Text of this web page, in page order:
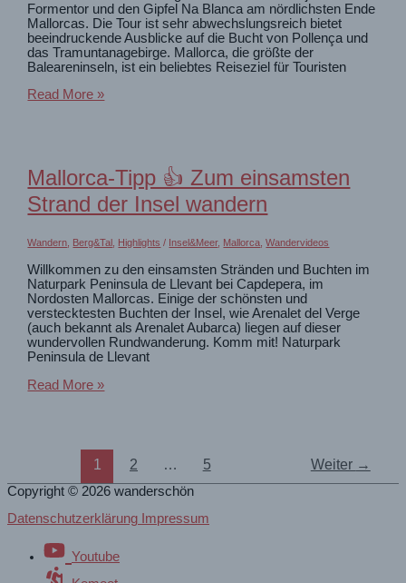
Formentor und den Gipfel Na Blanca am nördlichsten Ende
Mallorcas. Die Tour ist sehr abwechslungsreich bietet
beeindruckende Ausblicke auf die Bucht von Pollença und
das Tramuntanagebirge. Mallorca, die größte der
Baleareninseln, ist ein beliebtes Reiseziel für Touristen
Wandern
Formentor
zum
Gipfel
der
Blanca
Read More »
Mallorca-Tipp 👍 Zum einsamsten
Strand der Insel wandern
Wandern Berg&Tal Highlights / Insel&Meer, Mallorca ,Wandervideos
Willkommen zu den einsamsten Stränden und Buchten im
Naturpark Peninsula de Llevant bei Capdepera, im
Nordosten Mallorcas. Einige der schönsten und
verstecktesten Buchten der Insel, wie Arenalet del Verge
(auch bekannt als Arenalet Aubarca) liegen auf dieser
wundervollen Rundwanderung. Komm mit! Naturpark
Peninsula de Llevant
Mallorca-
einsamsten
Insel
Read More »
1 2 … 5 Weiter →
Copyright © 2026 wanderschön
Datenschutzerklärung Impressum
Youtube